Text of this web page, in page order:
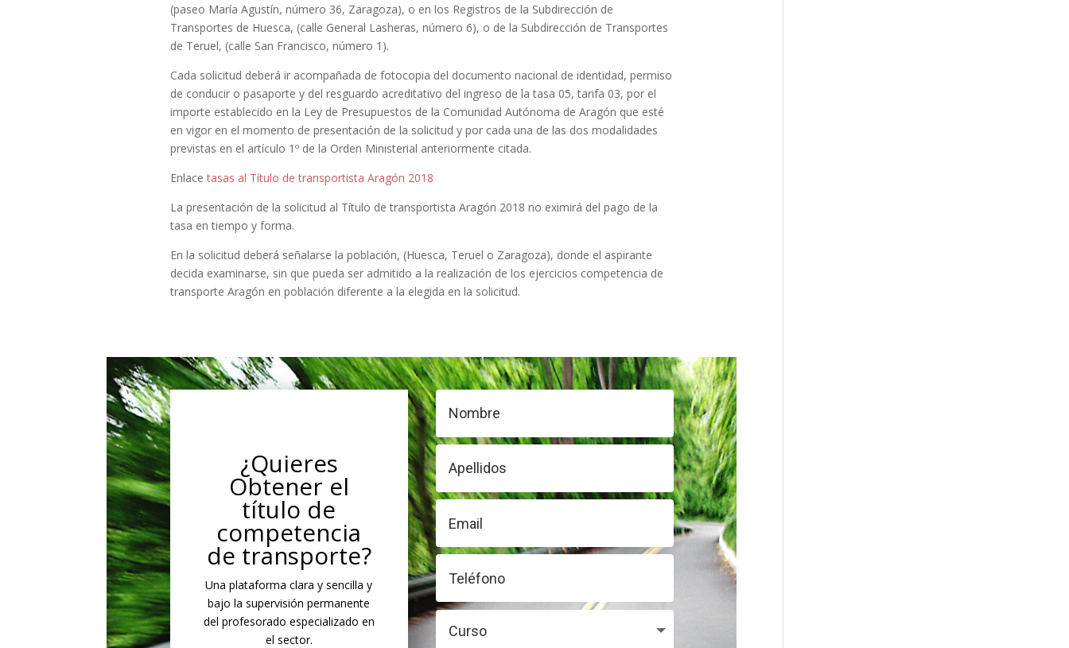
(paseo María Agustín, número 36, Zaragoza), o en los Registros de la Subdirección de
Transportes de Huesca, (calle General Lasheras, número 6), o de la Subdirección de Transportes
de Teruel, (calle San Francisco, número 1).
Cada solicitud deberá ir acompañada de fotocopia del documento nacional de identidad, permiso
de conducir o pasaporte y del resguardo acreditativo del ingreso de la tasa 05, tarifa 03, por el
importe establecido en la Ley de Presupuestos de la Comunidad Autónoma de Aragón que esté
en vigor en el momento de presentación de la solicitud y por cada una de las dos modalidades
previstas en el artículo 1º de la Orden Ministerial anteriormente citada.
Enlace tasas al Título de transportista Aragón 2018
La presentación de la solicitud al Título de transportista Aragón 2018 no eximirá del pago de la
tasa en tiempo y forma.
En la solicitud deberá señalarse la población, (Huesca, Teruel o Zaragoza), donde el aspirante
decida examinarse, sin que pueda ser admitido a la realización de los ejercicios competencia de
transporte Aragón en población diferente a la elegida en la solicitud.
¿Quieres
Obtener el
título de
competencia
de transporte?
Una plataforma clara y sencilla y
bajo la supervisión permanente
del profesorado especializado en
el sector.